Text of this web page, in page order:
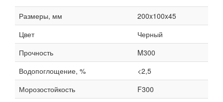
Размеры, мм
200x100x45
Цвет
Черный
Прочность
M300
Водопоглощение, %
<2,5
Морозостойкость
F300